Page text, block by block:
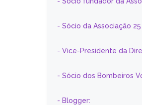
- Sócio da Associação
- Vice-Presidente da
- Sócio dos Bombeiros
- Blogger: